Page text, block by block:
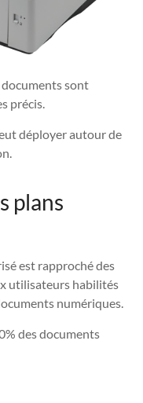
documents sont
précis.
déployer autour de
plans
est rapproché des
utilisateurs habilités
numériques.
des documents